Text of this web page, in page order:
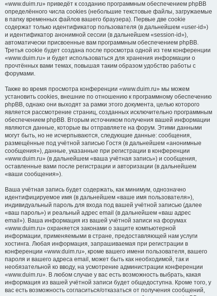
«www.duim.ru» приведёт к созданию программным обеспечением phpBB
определённого числа cookies (небольшие текстовые файлы, загружаемые
в папку временных файлов вашего браузера). Первые две cookie
содержат только идентификатор пользователя (в дальнейшем «user-id»)
и идентификатор анонимной сессии (в дальнейшем «session-id»),
автоматически присвоенные вам программным обеспечением phpBB.
Третья cookie будет создана после просмотра одной из тем конференции
«www.duim.ru» и будет использоваться для хранения информации о
прочтённых вами темах, повышая таким образом удобство работы с
форумами.
Также во время просмотра конференции «www.duim.ru» мы можем
установить cookies, внешние по отношению к программному обеспечению
phpBB, однако они выходят за рамки этого документа, целью которого
является рассмотрение страниц, созданных исключительно программным
обеспечением phpBB. Вторым источником получения вашей информации
являются данные, которые вы отправляете на форум. Этими данными
могут быть, но не исчерпываются, следующие данные: сообщения,
размещённые под учётной записью Гостя (в дальнейшем «анонимные
сообщения»), данные, указанные при регистрации в конференции
«www.duim.ru» (в дальнейшем «ваша учётная запись») и сообщения,
оставленные вами после регистрации и авторизации (в дальнейшем
«ваши сообщения»).
Ваша учётная запись будет содержать, как минимум, однозначно
идентифицируемое имя (в дальнейшем «ваше имя пользователя»),
индивидуальный пароль для входа под вашей учётной записью (далее
«ваш пароль») и реальный адрес email (в дальнейшем «ваш адрес
email»). Ваша информация из вашей учётной записи на форумах
«www.duim.ru» охраняется законами о защите компьютерной
информации, применяемыми в стране, предоставляющей нам услуги
хостинга. Любая информация, запрашиваемая при регистрации в
конференции «www.duim.ru», кроме вашего имени пользователя, вашего
пароля и вашего адреса email, может быть как необходимой, так и
необязательной ко вводу, на усмотрение администрации конференции
«www.duim.ru». В любом случае у вас есть возможность выбрать, какая
информация из вашей учётной записи будет общедоступна. Кроме того, у
вас есть возможность согласиться/отказаться от получения сообщений,